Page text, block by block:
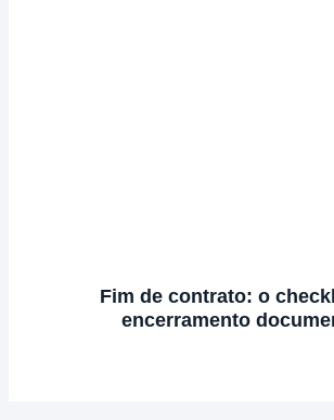
Fim de contrato: o
encerramento